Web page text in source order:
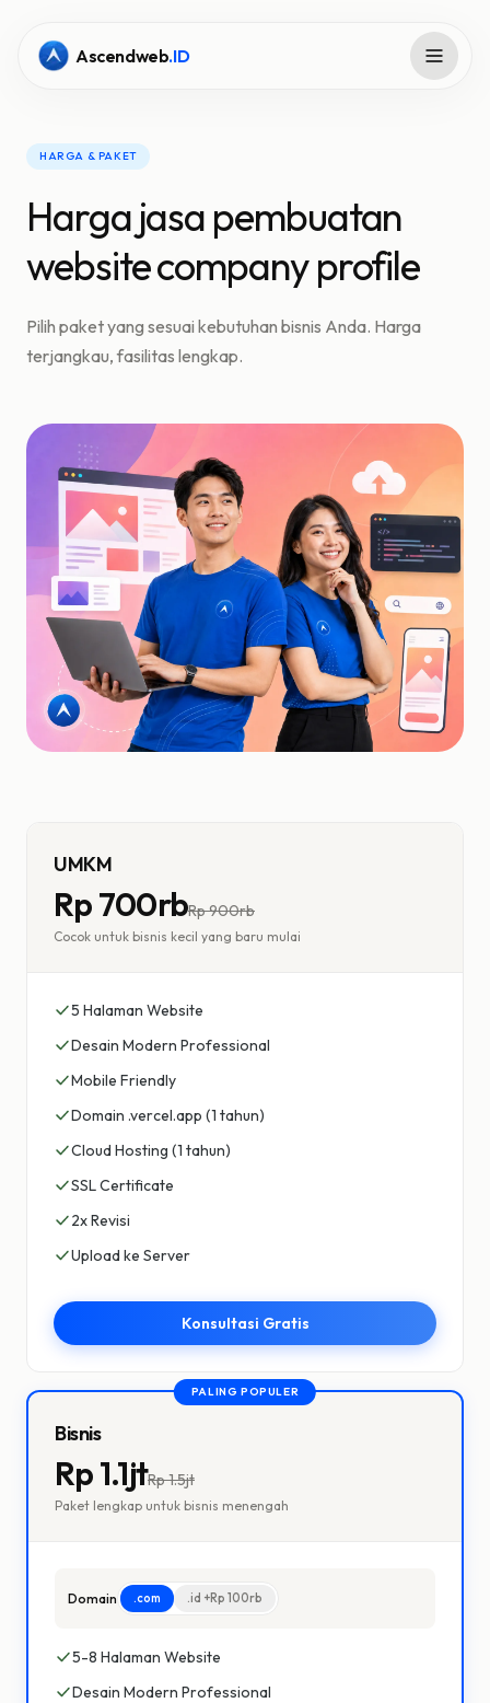
Ascendweb.ID
HARGA & PAKET
Harga jasa pembuatan
website company profile
Pilih paket yang sesuai kebutuhan bisnis Anda. Harga
terjangkau, fasilitas lengkap.
UMKM
Rp 700rbRp900rb
Cocok untuk bisnis kecil yang baru mulai
5 Halaman Website
Desain Modern Professional
Mobile Friendly
Domain .vercel.app (1 tahun)
Cloud Hosting (1 tahun)
SSL Certificate
2x Revisi
Upload ke Server
Konsultasi Gratis
PALING POPULER
Bisnis
Rp 1.1jtRp1.5jt
Paket lengkap untuk bisnis menengah
Domain .com .id +Rp 100rb
5-8 Halaman Website
Desain Modern Professional